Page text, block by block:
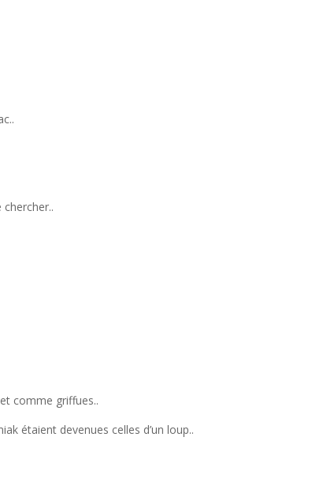
chercher..
comme griffues..
étaient devenues celles d’un loup..